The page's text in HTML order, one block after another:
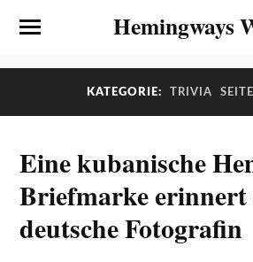
Hemingways
KATEGORIE: TRIVIA
Eine kubanische
Briefmarke erinnert
deutsche Fotografin